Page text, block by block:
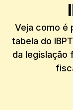
Veja como é
tabela do
da legislação